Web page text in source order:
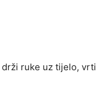
drži ruke uz tijelo, vrti